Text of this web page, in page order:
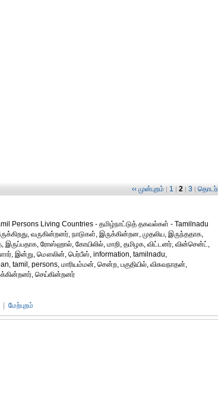
‹‹ முன்புறம் | 1 | 2 | 3 |
Persons Living Countries - தமிழ்நாட்டுத் தகவல்கள் - Tamilnadu
வருகின்றனர், நாடுகள், இருக்கின்றன, முதலிய, இருந்ததாக,
ரோஸ்ஹால், கோயிலில், மாறி, தமிழக, விட்டனர், வின்சென்ட்,
இன்று, மௌலின், பெர்பீஸ், information, tamilnadu,
persons, மாரியம்மன், சென்ற, பகுதியில், விசுவநாதன்,
செய்கின்றனர்
மேற்புறம்